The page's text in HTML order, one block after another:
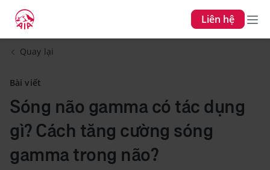
Liên hệ
Quay lại
Bài viết
Sóng não gamma có tác dụng
gì? Cách tăng cường sóng
gamma trong não?